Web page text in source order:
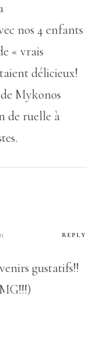
nos 4 enfants
« vrais
délicieux!
Mykonos
de ruelle à
REPLY
gustatifs!!